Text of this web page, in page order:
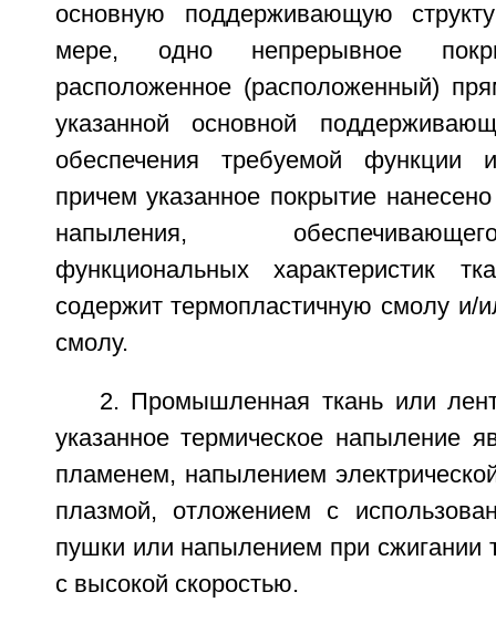
основную поддерживающую
мере, одно непрерывное
расположенное (расположенный)
указанной основной
обеспечения требуемой функции
причем указанное покрытие
напыления,
функциональных характеристик
содержит термопластичную смолу и/
смолу.
2. Промышленная ткань или
указанное термическое напыление
пламенем, напылением
плазмой, отложением с
пушки или напылением при сжигании
с высокой скоростью.